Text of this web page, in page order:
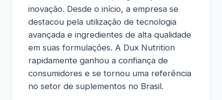
inovação. Desde o início, a empresa se
destacou pela utilização de tecnologia
avançada e ingredientes de alta qualidade
em suas formulações. A Dux Nutrition
rapidamente ganhou a confiança de
consumidores e se tornou uma referência
no setor de suplementos no Brasil.